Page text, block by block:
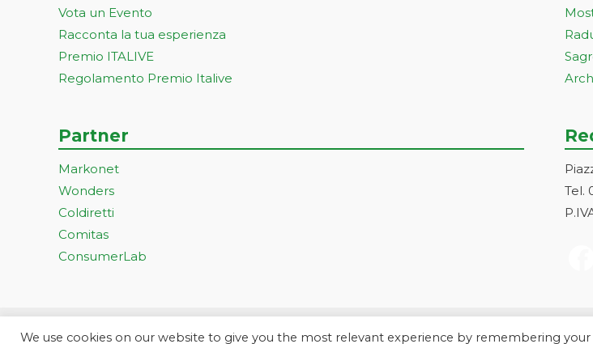
Vota un Evento
Racconta la tua esperienza
Premio ITALIVE
Regolamento Premio Italive
Partner
Markonet
Wonders
Coldiretti
Comitas
ConsumerLab
Tel.
Progetto ideato e gestito dalla Markonet srl - Piazza Navona 45, 00186
We use cookies on our website to give you the most relevant experience by remembering